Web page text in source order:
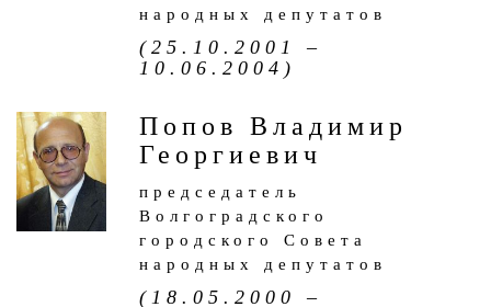
народных депутатов
(25.10.2001 –
10.06.2004)
Попов Владимир
Георгиевич
председатель
Волгоградского
городского Совета
народных депутатов
(18.05.2000 –